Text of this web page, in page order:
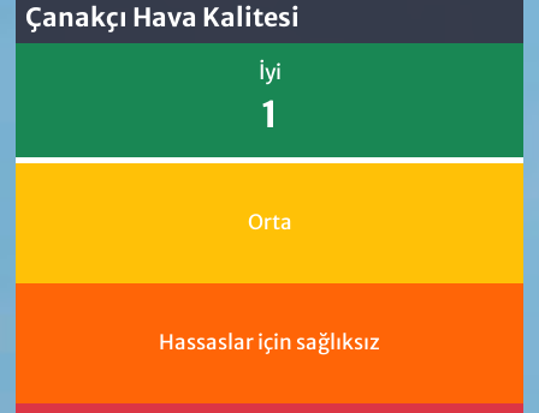
Çanakçı Hava Kalitesi
İyi
1
Orta
Hassaslar için sağlıksız